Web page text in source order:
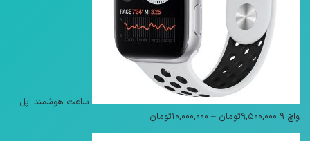
ساعت هوشمند اپل
واچ 9
۹,۵۰۰,۰۰۰تومان – ۱۰,۰۰۰,۰۰۰تومان
قیمت: